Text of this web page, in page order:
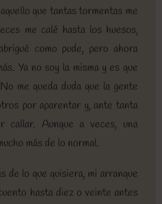
que tantas tormentas me
me calé hasta los huesos,
como pude, pero ahora
Ya no soy la misma y es que
me queda duda que la gente
por aparentar y, ante tanta
callar. Aunque a veces, una
más de lo normal.
de lo que quisiera, mi arranque
hasta diez o veinte antes